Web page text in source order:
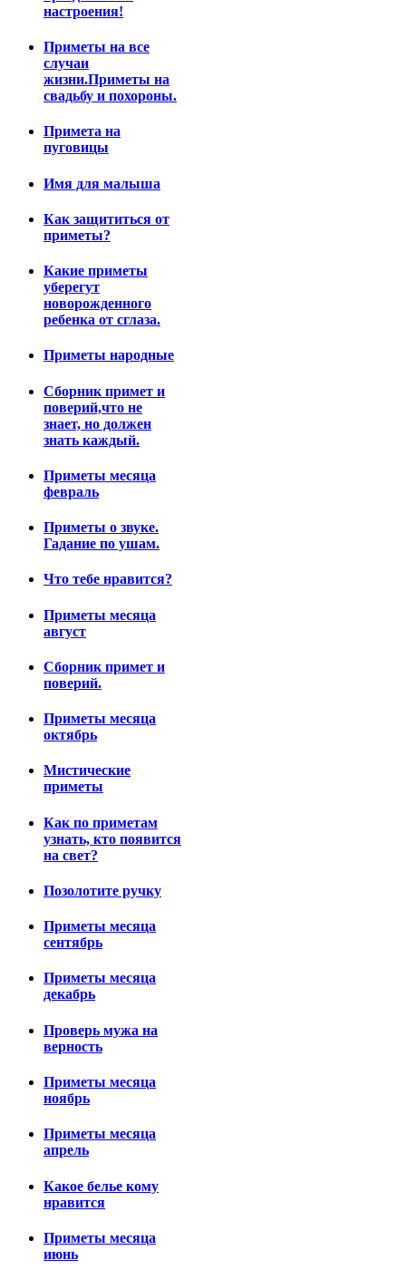
настроения!
Приметы на все
случаи
жизни.Приметы на
свадьбу и похороны.
Примета на
пуговицы
Имя для малыша
Как защититься от
приметы?
Какие приметы
уберегут
новорожденного
ребенка от сглаза.
Приметы народные
Сборник примет и
поверий,что не
знает, но должен
знать каждый.
Приметы месяца
февраль
Приметы о звуке.
Гадание по ушам.
Что тебе нравится?
Приметы месяца
август
Сборник примет и
поверий.
Приметы месяца
октябрь
Мистические
приметы
Как по приметам
узнать, кто появится
на свет?
Позолотите ручку
Приметы месяца
сентябрь
Приметы месяца
декабрь
Проверь мужа на
верность
Приметы месяца
ноябрь
Приметы месяца
апрель
Какое белье кому
нравится
Приметы месяца
июнь